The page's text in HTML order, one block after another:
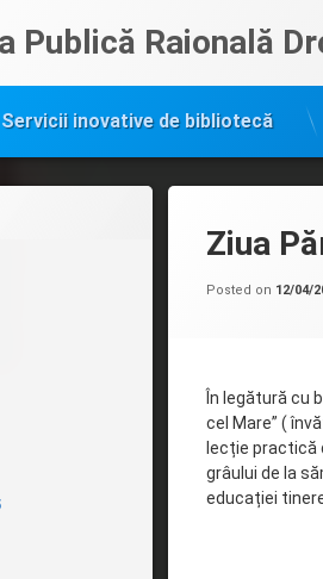
Publică Raională
Servicii inovative de bibliotecă
Ziua
Posted on 12/04/
În legătură cu
cel Mare” (
lecție practică
grâului de la
educației